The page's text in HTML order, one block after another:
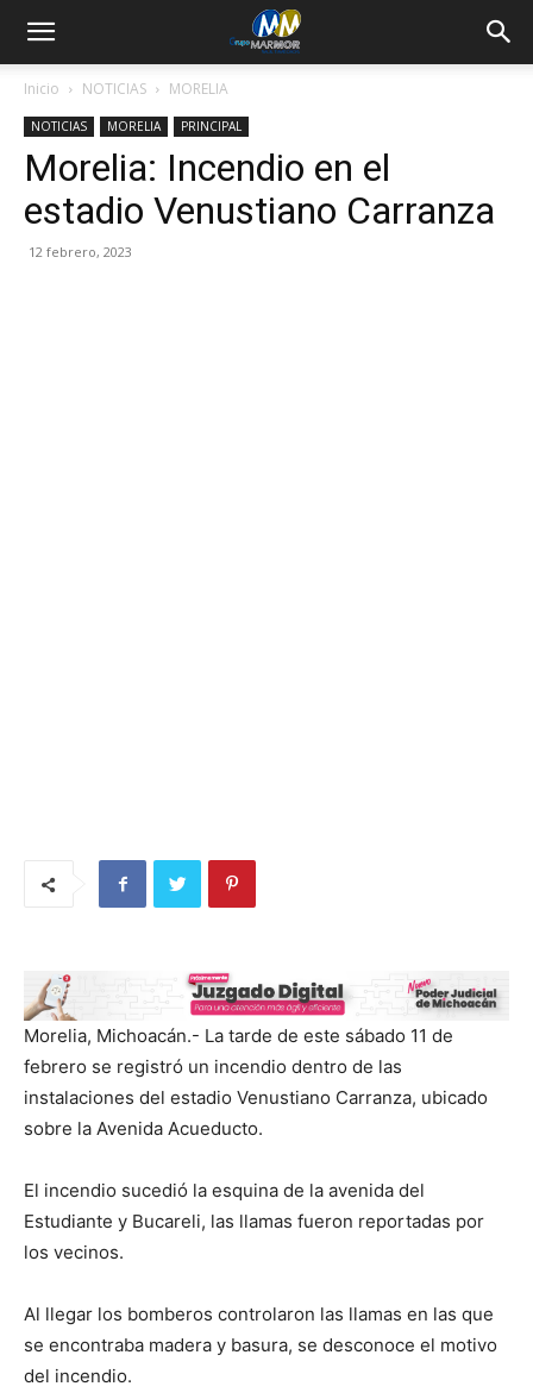
Inicio NOTICIAS MORELIA
NOTICIAS MORELIA PRINCIPAL
Morelia: Incendio en el
estadio Venustiano Carranza
12 febrero, 2023
Morelia, Michoacán.- La tarde de este sábado 11 de
febrero se registró un incendio dentro de las
instalaciones del estadio Venustiano Carranza, ubicado
sobre la Avenida Acueducto.
El incendio sucedió la esquina de la avenida del
Estudiante y Bucareli, las llamas fueron reportadas por
los vecinos.
Al llegar los bomberos controlaron las llamas en las que
se encontraba madera y basura, se desconoce el motivo
del incendio.